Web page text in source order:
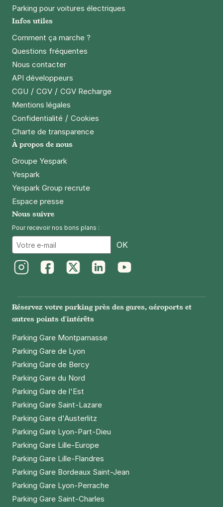
Parking pour voitures électriques
Infos utiles
Comment ça marche ?
Questions fréquentes
Nous contacter
API développeurs
CGU / CGV / CGV Recharge
Mentions légales
Confidentialité / Cookies
Charte de transparence
À propos de nous
Groupe Yespark
Yespark
Yespark Group recrute
Espace presse
Nous suivre
Pour recevoir nos bons plans :
OK
Réservez votre parking près des gares, aéroports et
autres points d'intérêts
Parking Gare Montparnasse
Parking Gare de Lyon
Parking Gare de Bercy
Parking Gare du Nord
Parking Gare de l'Est
Parking Gare Saint-Lazare
Parking Gare d'Austerlitz
Parking Gare Lyon-Part-Dieu
Parking Gare Lille-Europe
Parking Gare Lille-Flandres
Parking Gare Bordeaux Saint-Jean
Parking Gare Lyon-Perrache
Parking Gare Saint-Charles